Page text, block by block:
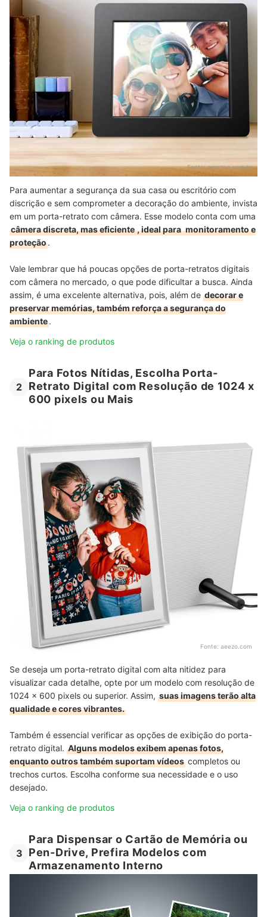
Fonte:amazon.com.br
Para aumentar a segurança da sua casa ou escritório com
discrição e sem comprometer a decoração do ambiente, invista
em um porta-retrato com câmera. Esse modelo conta com uma
câmera discreta, mas eficiente , ideal para monitoramento e
proteção.
Vale lembrar que há poucas opções de porta-retratos digitais
com câmera no mercado, o que pode dificultar a busca. Ainda
assim, é uma excelente alternativa, pois, além de decorar e
preservar memórias, também reforça a segurança do
ambiente.
Veja o ranking de produtos
2
Para Fotos Nítidas, Escolha Porta-
Retrato Digital com Resolução de 1024 x
600 pixels ou Mais
Fonte: aeezo.com
Se deseja um porta-retrato digital com alta nitidez para
visualizar cada detalhe, opte por um modelo com resolução de
1024 x 600 pixels ou superior. Assim, suas imagens terão alta
qualidade e cores vibrantes.
Também é essencial verificar as opções de exibição do porta-
retrato digital. Alguns modelos exibem apenas fotos,
enquanto outros também suportam vídeos completos ou
trechos curtos. Escolha conforme sua necessidade e o uso
desejado.
Veja o ranking de produtos
3
Para Dispensar o Cartão de Memória ou
Pen-Drive, Prefira Modelos com
Armazenamento Interno